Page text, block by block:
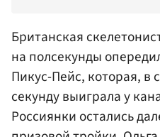
Британская
на полсекунды
Пикус-Пейс, которая, в
секунду выиграла у
Россиянки остались